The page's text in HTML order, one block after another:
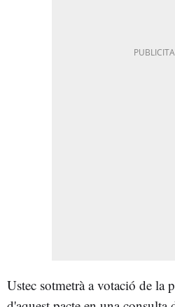
Ustec sotmetrà a votació de la